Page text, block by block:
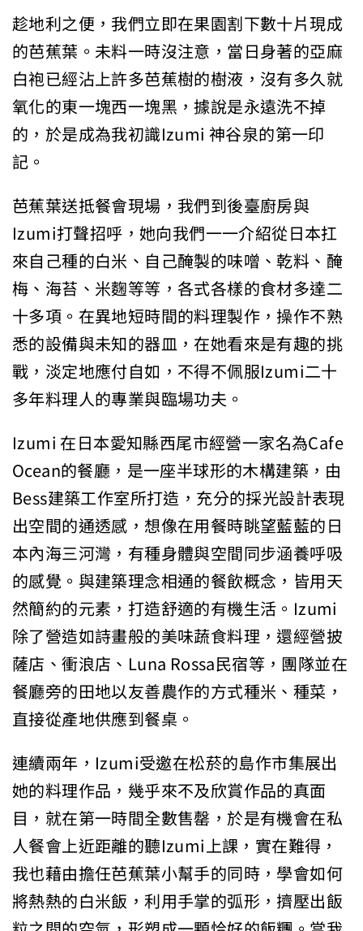
趁地利之便，我們立即在果園割下數十片現成
的芭蕉葉。未料一時沒注意，當日身著的亞麻
白袍已經沾上許多芭蕉樹的樹液，沒有多久就
氧化的東一塊西一塊黑，據說是永遠洗不掉
的，於是成為我初識Izumi 神谷泉的第一印
記。
芭蕉葉送抵餐會現場，我們到後臺廚房與
Izumi打聲招呼，她向我們一一介紹從日本扛
來自己種的白米、自己醃製的味噌、乾料、醃
梅、海苔、米麴等等，各式各樣的食材多達二
十多項。在異地短時間的料理製作，操作不熟
悉的設備與未知的器皿，在她看來是有趣的挑
戰，淡定地應付自如，不得不佩服Izumi二十
多年料理人的專業與臨場功夫。
Izumi 在日本愛知縣西尾市經營一家名為Cafe
Ocean的餐廳，是一座半球形的木構建築，由
Bess建築工作室所打造，充分的採光設計表現
出空間的通透感，想像在用餐時眺望藍藍的日
本內海三河灣，有種身體與空間同步涵養呼吸
的感覺。與建築理念相通的餐飲概念，皆用天
然簡約的元素，打造舒適的有機生活。Izumi
除了營造如詩畫般的美味蔬食料理，還經營披
薩店、衝浪店、Luna Rossa民宿等，團隊並在
餐廳旁的田地以友善農作的方式種米、種菜，
直接從產地供應到餐桌。
連續兩年，Izumi受邀在松菸的島作市集展出
她的料理作品，幾乎來不及欣賞作品的真面
目，就在第一時間全數售罄，於是有機會在私
人餐會上近距離的聽Izumi上課，實在難得，
我也藉由擔任芭蕉葉小幫手的同時，學會如何
將熱熱的白米飯，利用手掌的弧形，擠壓出飯